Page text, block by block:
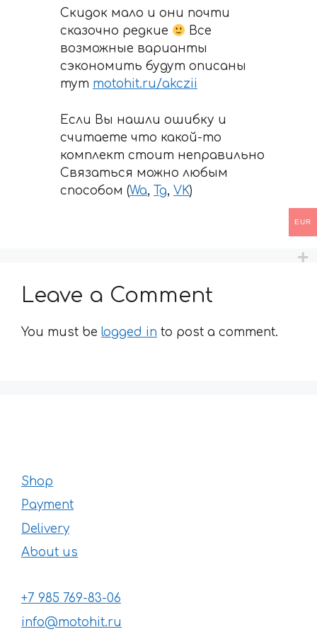
Скидок мало и они почти
сказочно редкие
Все
возможные варианты
сэкономить будут описаны
тут motohit.ru/akczii
Если Вы нашли ошибку и
считаете что какой-то
комплект стоит неправильно
Связаться можно любым
способом (Wa, Tg, VK)
Leave a Comment
You must be logged in to post a comment.
Shop
Payment
Delivery
About us
+7 985 769-83-06
info@motohit.ru
EUR